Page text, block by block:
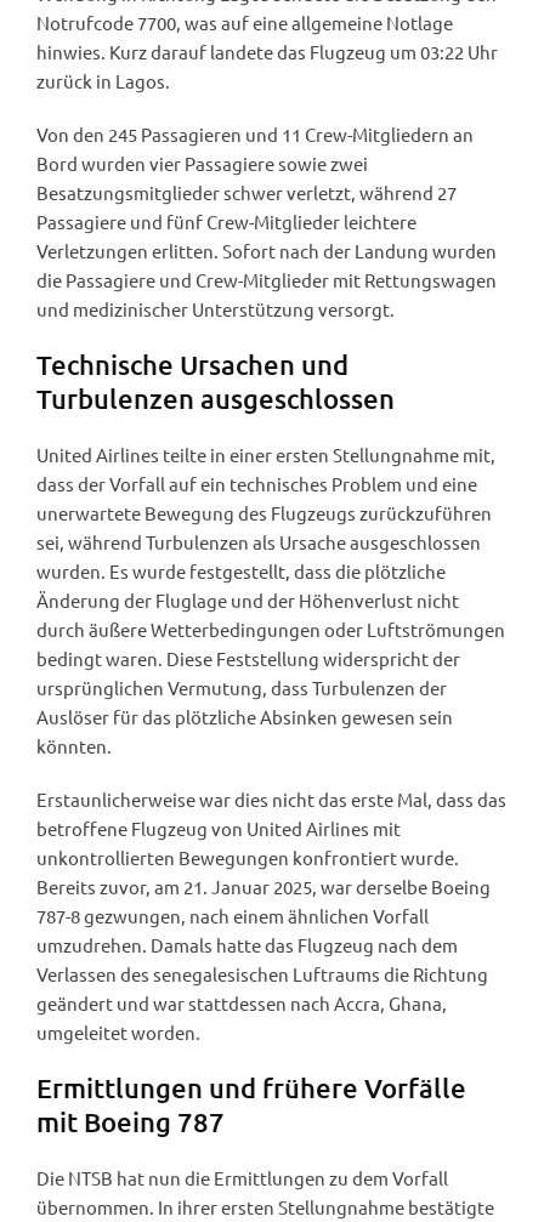
Notrufcode 7700, was auf eine allgemeine Notlage
hinwies. Kurz darauf landete das Flugzeug um 03:22 Uhr
zurück in Lagos.
Von den 245 Passagieren und 11 Crew-Mitgliedern an
Bord wurden vier Passagiere sowie zwei
Besatzungsmitglieder schwer verletzt, während 27
Passagiere und fünf Crew-Mitglieder leichtere
Verletzungen erlitten. Sofort nach der Landung wurden
die Passagiere und Crew-Mitglieder mit Rettungswagen
und medizinischer Unterstützung versorgt.
Technische Ursachen und
Turbulenzen ausgeschlossen
United Airlines teilte in einer ersten Stellungnahme mit,
dass der Vorfall auf ein technisches Problem und eine
unerwartete Bewegung des Flugzeugs zurückzuführen
sei, während Turbulenzen als Ursache ausgeschlossen
wurden. Es wurde festgestellt, dass die plötzliche
Änderung der Fluglage und der Höhenverlust nicht
durch äußere Wetterbedingungen oder Luftströmungen
bedingt waren. Diese Feststellung widerspricht der
ursprünglichen Vermutung, dass Turbulenzen der
Auslöser für das plötzliche Absinken gewesen sein
könnten.
Erstaunlicherweise war dies nicht das erste Mal, dass das
betroffene Flugzeug von United Airlines mit
unkontrollierten Bewegungen konfrontiert wurde.
Bereits zuvor, am 21. Januar 2025, war derselbe Boeing
787-8 gezwungen, nach einem ähnlichen Vorfall
umzudrehen. Damals hatte das Flugzeug nach dem
Verlassen des senegalesischen Luftraums die Richtung
geändert und war stattdessen nach Accra, Ghana,
umgeleitet worden.
Ermittlungen und frühere Vorfälle
mit Boeing 787
Die NTSB hat nun die Ermittlungen zu dem Vorfall
übernommen. In ihrer ersten Stellungnahme bestätigte